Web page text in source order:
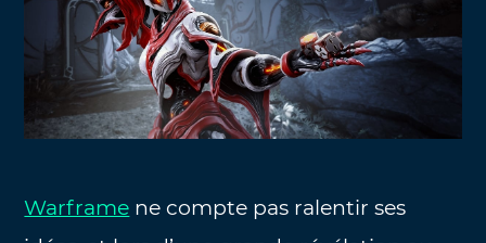
Warframe ne compte pas ralentir ses